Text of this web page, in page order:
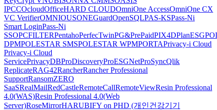
IPCCOcloudOfficeHARD CLOUDOmniOne AccessOmniOne CX
VC VerifierOMNIOUSONEGuardOpenSQLPAS-KSPass-Ni
Smart LoginPass-Ni
SSOPCFILTERPentahoPerfecTwinPG&PrePaidPIX4DPlanESG
DPMPOLESTAR SMSPOLESTAR WPMPORTAPrivacy-i Cloud
Privacy-i Cloud
ServicePrivacyDBProDiscoveryProESGNetProSyncQlik
ReplicateRAG42RancherRancher Professional
SupportRansomZERO
SaaSRealMailRedCastleRemoteCallRemoteViewResin Professional
4.0(WAS)Resin Professional 4.0(Web
Server)RoseMirrorHARUBIFY on PHD (개인건강기기